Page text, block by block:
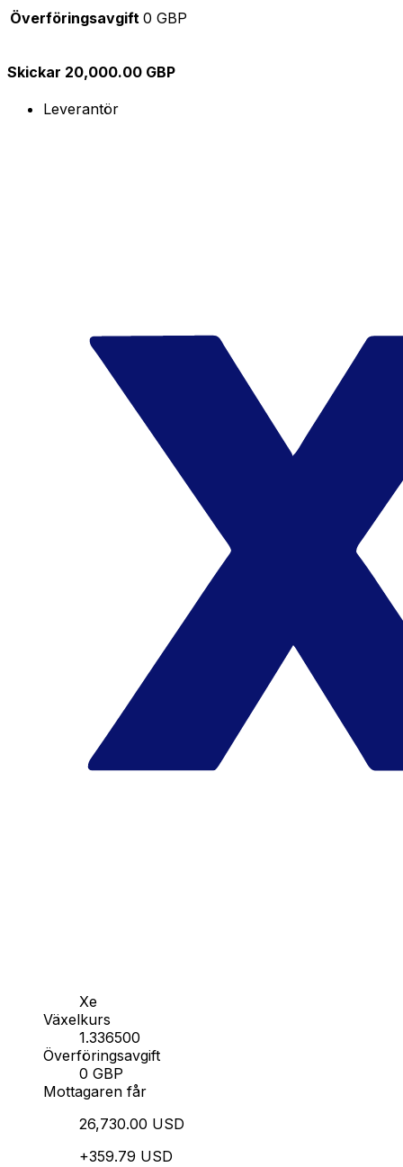
Överföringsavgift 0 GBP
Skickar 20,000.00 GBP
Leverantör
Xe
Växelkurs
1.336500
Överföringsavgift
0 GBP
Mottagaren får
26,730.00 USD
+359.79 USD